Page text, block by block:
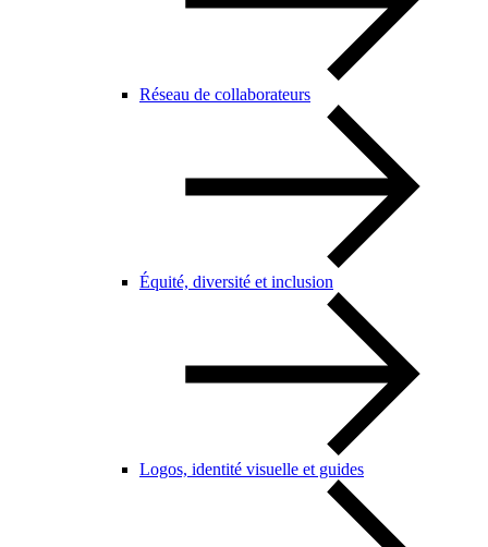
Réseau de collaborateurs
Équité, diversité et inclusion
Logos, identité visuelle et guides